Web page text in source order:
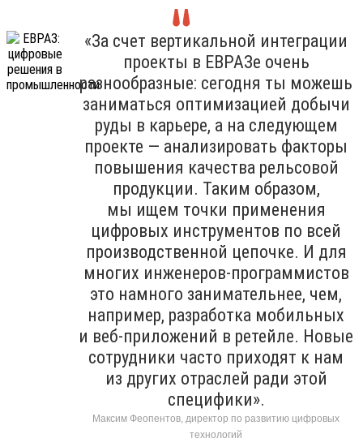
«За счет вертикальной интеграции
проекты в ЕВРАЗе очень
разнообразные: сегодня ты можешь
заниматься оптимизацией добычи
руды в карьере, а на следующем
проекте — анализировать факторы
повышения качества рельсовой
продукции. Таким образом,
мы ищем точки применения
цифровых инструментов по всей
производственной цепочке. И для
многих инженеров-программистов
это намного занимательнее, чем,
например, разработка мобильных
и веб-приложений в ретейле. Новые
сотрудники часто приходят к нам
из других отраслей ради этой
специфики».
Максим Феопентов, директор по развитию цифровых
технологий